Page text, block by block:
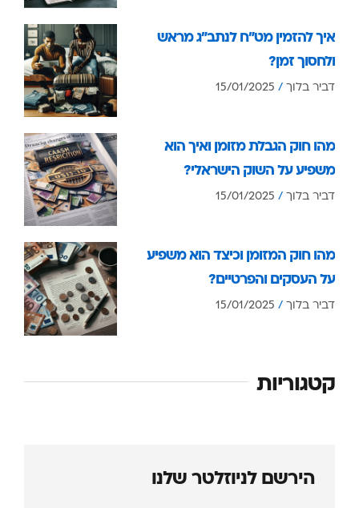
איך להזמין מט”ח לנתב”ג מראש
ולחסוך זמן?
דביר בלוך
מהו חוק הגבלת מזומן ואיך הוא
משפיע על השוק הישראלי?
דביר בלוך
מהו חוק המזומן וכיצד הוא משפיע
על העסקים והפרטיים?
דביר בלוך
קטגוריות
הירשם לניוזלטר שלנו